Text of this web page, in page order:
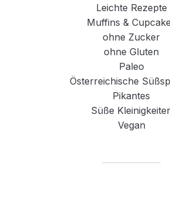
Leichte Rezepte
Muffins &
ohne Zucker
ohne Gluten
Paleo
Österreichische
Pikantes
Süße
Vegan